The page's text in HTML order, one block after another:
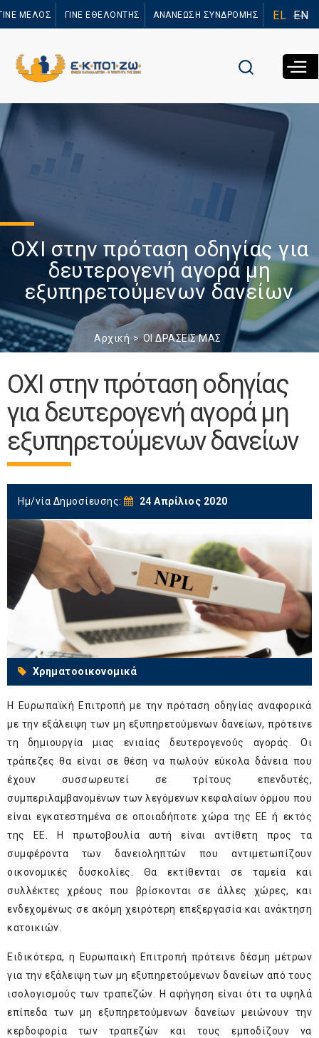
προς το
ΜΕΛΟΣ ΓΙΝΕ ΕΘΕΛΟΝΤΗΣ ΑΝΑΝΕΩΣΗ ΣΥΝΔΡΟΜΗΣ EL EN
ΟΧΙ στην πρόταση οδηγίας για
δευτερογενή αγορά μη
εξυπηρετούμενων δανείων
Αρχική ΟΙ ΔΡΑΣΕΙΣ ΜΑΣ
ΟΧΙ στην πρόταση οδηγίας
για δευτερογενή αγορά μη
εξυπηρετούμενων δανείων
Ημ/νία Δημοσίευσης: 24 Απρίλιος 2020
Χρηματοοικονομικά
Η Ευρωπαϊκή Επιτροπή με την πρόταση οδηγίας αναφορικά
με την εξάλειψη των μη εξυπηρετούμενων δανείων, πρότεινε
τη δημιουργία μιας ενιαίας δευτερογενούς αγοράς. Οι
τράπεζες θα είναι σε θέση να πωλούν εύκολα δάνεια που
έχουν συσσωρευτεί σε τρίτους επενδυτές,
συμπεριλαμβανομένων των λεγόμενων κεφαλαίων όρμου που
είναι εγκατεστημένα σε οποιαδήποτε χώρα της ΕΕ ή εκτός
της ΕΕ. Η πρωτοβουλία αυτή είναι αντίθετη προς τα
συμφέροντα των δανειοληπτών που αντιμετωπίζουν
οικονομικές δυσκολίες. Θα εκτίθενται σε ταμεία και
συλλέκτες χρέους που βρίσκονται σε άλλες χώρες, και
ενδεχομένως σε ακόμη χειρότερη επεξεργασία και ανάκτηση
κατοικιών.
Ειδικότερα, η Ευρωπαϊκή Επιτροπή πρότεινε δέσμη μέτρων
για την εξάλειψη των μη εξυπηρετούμενων δανείων από τους
ισολογισμούς των τραπεζών. Η αφήγηση είναι ότι τα υψηλά
επίπεδα των μη εξυπηρετούμενων δανείων μειώνουν την
κερδοφορία των τραπεζών και τους εμποδίζουν να